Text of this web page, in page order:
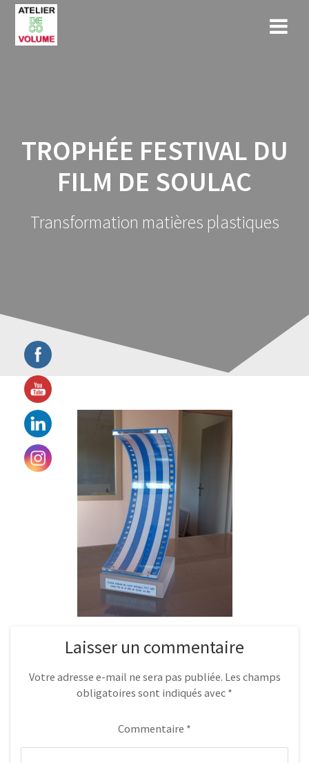
TROPHÉE FESTIVAL DU
FILM DE SOULAC
Transformation matières plastiques
Laisser un commentaire
Votre adresse e-mail ne sera pas publiée. Les champs
obligatoires sont indiqués avec *
Commentaire *